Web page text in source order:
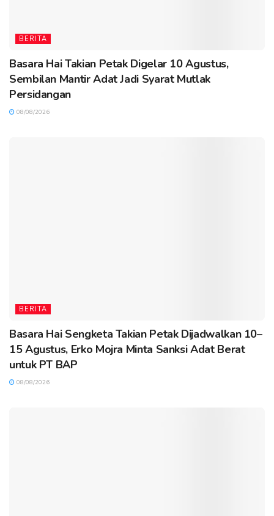
BERITA
Basara Hai Takian Petak Digelar 10 Agustus,
Sembilan Mantir Adat Jadi Syarat Mutlak
Persidangan
08/08/2026
BERITA
Basara Hai Sengketa Takian Petak Dijadwalkan 10–
15 Agustus, Erko Mojra Minta Sanksi Adat Berat
untuk PT BAP
08/08/2026